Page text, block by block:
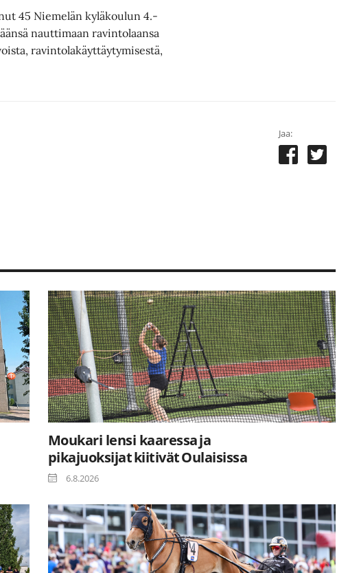
45 Niemelän kyläkoulun 4.-
nauttimaan ravintolaansa
ravintolakäyttäytymisestä,
Jaa:
Moukari lensi kaaressa ja
pikajuoksijat kiitivät Oulaisissa
6.8.2026